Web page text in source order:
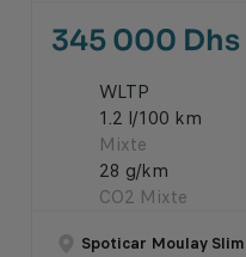
345 000 Dhs
WLTP
1.2 l/100 km
Mixte
28 g/km
CO2 Mixte
Spoticar Moulay